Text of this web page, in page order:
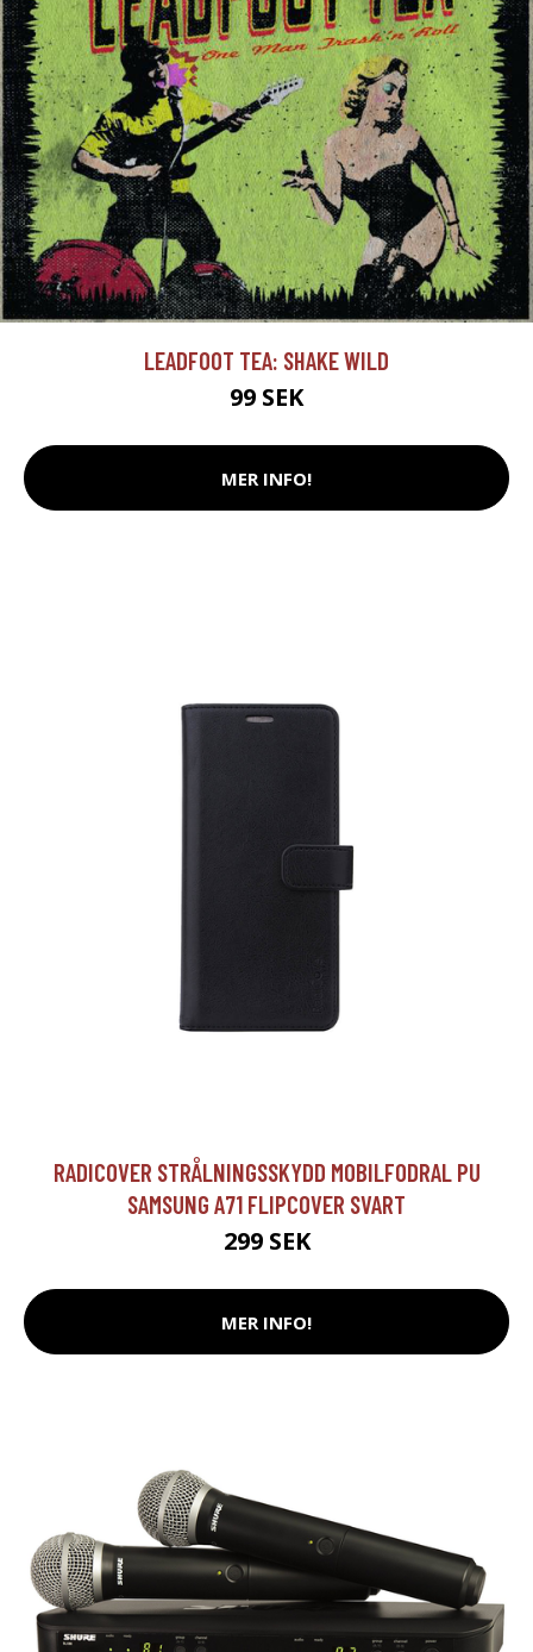
LEADFOOT TEA: SHAKE WILD
99 SEK
MER INFO!
RADICOVER STRÅLNINGSSKYDD MOBILFODRAL PU
SAMSUNG A71 FLIPCOVER SVART
299 SEK
MER INFO!